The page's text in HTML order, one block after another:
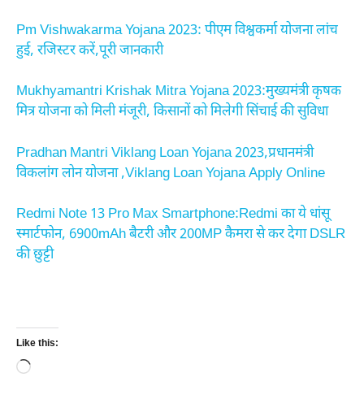
Pm Vishwakarma Yojana 2023: पीएम विश्वकर्मा योजना लांच
हुई, रजिस्टर करें,पूरी जानकारी
Mukhyamantri Krishak Mitra Yojana 2023:मुख्यमंत्री कृषक
मित्र योजना को मिली मंजूरी, किसानों को मिलेगी सिंचाई की सुविधा
Pradhan Mantri Viklang Loan Yojana 2023,प्रधानमंत्री
विकलांग लोन योजना ,Viklang Loan Yojana Apply Online
Redmi Note 13 Pro Max Smartphone:Redmi का ये धांसू
स्मार्टफोन, 6900mAh बैटरी और 200MP कैमरा से कर देगा DSLR
की छुट्टी
Like this:
Loading…